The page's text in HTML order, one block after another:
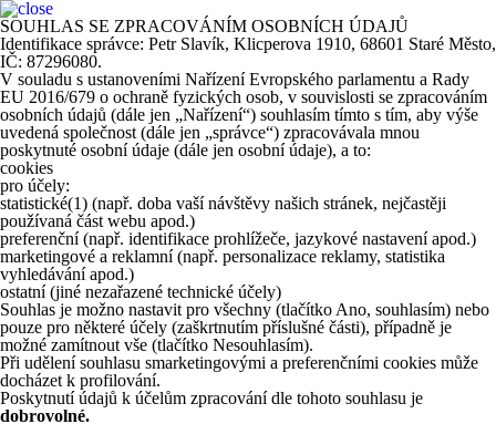
SOUHLAS SE ZPRACOVÁNÍM OSOBNÍCH ÚDAJŮ
Identifikace správce: Petr Slavík, Klicperova 1910, 68601 Staré Město,
IČ: 87296080.
V souladu s ustanoveními Nařízení Evropského parlamentu a Rady
EU 2016/679 o ochraně fyzických osob, v souvislosti se zpracováním
osobních údajů (dále jen „Nařízení“) souhlasím tímto s tím, aby výše
uvedená společnost (dále jen „správce“) zpracovávala mnou
poskytnuté osobní údaje (dále jen osobní údaje), a to:
cookies
pro účely:
statistické(1) (např. doba vaší návštěvy našich stránek, nejčastěji
používaná část webu apod.)
preferenční (např. identifikace prohlížeče, jazykové nastavení apod.)
marketingové a reklamní (např. personalizace reklamy, statistika
vyhledávání apod.)
ostatní (jiné nezařazené technické účely)
Souhlas je možno nastavit pro všechny (tlačítko Ano, souhlasím) nebo
pouze pro některé účely (zaškrtnutím příslušné části), případně je
možné zamítnout vše (tlačítko Nesouhlasím).
Při udělení souhlasu smarketingovými a preferenčními cookies může
docházet k profilování.
Poskytnutí údajů k účelům zpracování dle tohoto souhlasu je
dobrovolné.